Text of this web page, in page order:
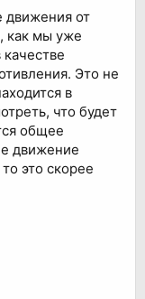
движения от
как мы уже
Это не
в
что будет
общее
движение
это скорее